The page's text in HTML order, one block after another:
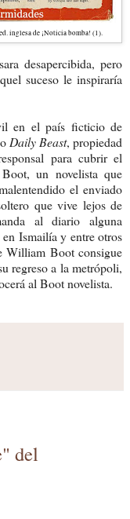
inglesa de ¡Noticia bomba! (1).
desapercibida, pero
suceso le inspiraría
en el país ficticio de
Daily Beast, propiedad
para cubrir el
un novelista que
el enviado
que vive lejos de
al diario alguna
Ismailía y entre otros
William Boot consigue
regreso a la metrópoli,
al Boot novelista.
del